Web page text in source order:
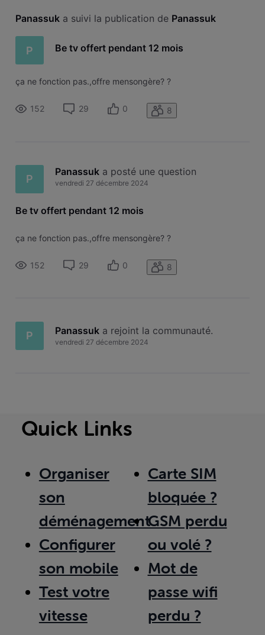
Panassuk a suivi la publication de Panassuk
P Be tv offert pendant 12 mois
ça ne fonction pas.,offre mensongère? ?
152 29 0 8
P
Panassuk a posté une question
vendredi 27 décembre 2024
Be tv offert pendant 12 mois
ça ne fonction pas.,offre mensongère? ?
152 29 0 8
P Panassuk a rejoint la communauté.
vendredi 27 décembre 2024
Quick Links
Organiser
son
déménagement
Configurer
son mobile
Test votre
vitesse
Carte SIM
bloquée ?
GSM perdu
ou volé ?
Mot de
passe wifi
perdu ?